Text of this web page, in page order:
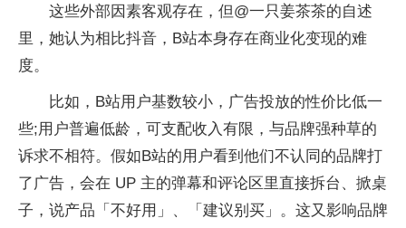
这些外部因素客观存在，但@一只姜茶茶的自述
里，她认为相比抖音，B站本身存在商业化变现的难
度。
比如，B站用户基数较小，广告投放的性价比低一
些;用户普遍低龄，可支配收入有限，与品牌强种草的
诉求不相符。假如B站的用户看到他们不认同的品牌打
了广告，会在 UP 主的弹幕和评论区里直接拆台、掀桌
子，说产品「不好用」、「建议别买」。这又影响品牌